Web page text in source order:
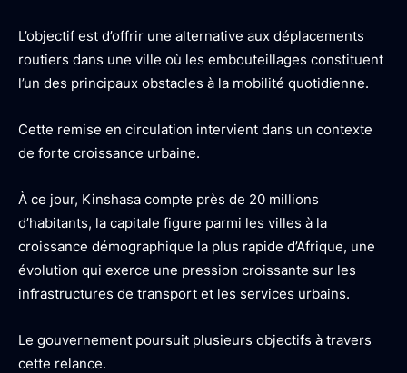
L’objectif est d’offrir une alternative aux déplacements
routiers dans une ville où les embouteillages constituent
l’un des principaux obstacles à la mobilité quotidienne.
Cette remise en circulation intervient dans un contexte
de forte croissance urbaine.
À ce jour, Kinshasa compte près de 20 millions
d’habitants, la capitale figure parmi les villes à la
croissance démographique la plus rapide d’Afrique, une
évolution qui exerce une pression croissante sur les
infrastructures de transport et les services urbains.
Le gouvernement poursuit plusieurs objectifs à travers
cette relance.